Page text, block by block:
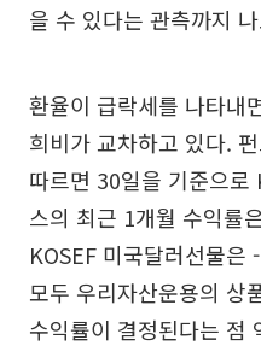
을 수 있다는 관측까지
환율이 급락세를 나타내
희비가 교차하고 있다.
따르면 30일을 기준으로
스의 최근 1개월 수익률
KOSEF 미국달러선물
모두 우리자산운용의 상
수익률이 결정된다는 점